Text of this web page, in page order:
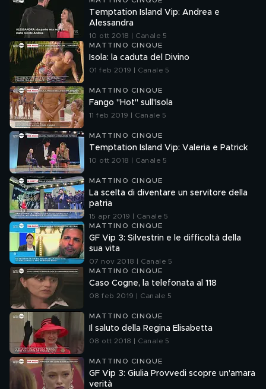
Temptation Island Vip: Andrea e
Alessandra
10 ott 2018 | Canale 5
MATTINO CINQUE
Isola: la caduta del Divino
01 feb 2019 | Canale 5
MATTINO CINQUE
Fango "Hot" sull'Isola
11 feb 2019 | Canale 5
MATTINO CINQUE
Temptation Island Vip: Valeria e Patrick
10 ott 2018 | Canale 5
MATTINO CINQUE
La scelta di diventare un servitore della
patria
15 apr 2019 | Canale 5
MATTINO CINQUE
GF Vip 3: Silvestrin e le difficoltà della
sua vita
07 nov 2018 | Canale 5
MATTINO CINQUE
Caso Cogne, la telefonata al 118
08 feb 2019 | Canale 5
MATTINO CINQUE
Il saluto della Regina Elisabetta
08 ott 2018 | Canale 5
MATTINO CINQUE
GF Vip 3: Giulia Provvedi scopre un'amara
verità